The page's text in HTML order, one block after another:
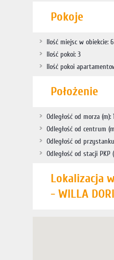
Pokoje
Ilość miejsc w obiekcie: 6
Ilość pokoi: 3
Ilość pokoi
Położenie
Odległość od morza (m):
Odległość od centrum
Odległość od
Odległość od stacji PKP
Lokalizacja
- WILLA